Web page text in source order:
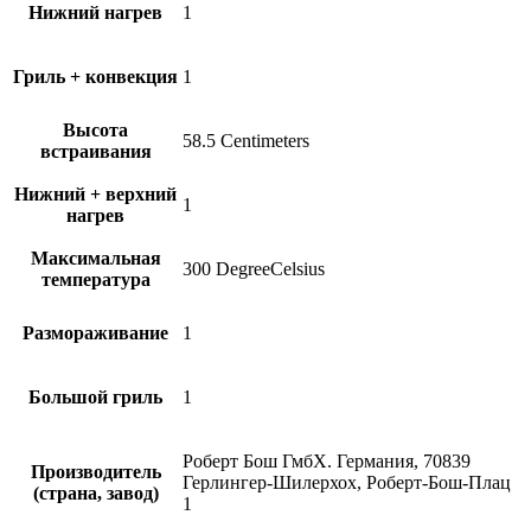
Нижний нагрев 1
Гриль + конвекция 1
Высота
встраивания
58.5 Centimeters
Нижний + верхний
нагрев
1
Максимальная
температура
300 DegreeCelsius
Размораживание 1
Большой гриль 1
Производитель
(страна, завод)
Роберт Бош ГмбХ. Германия, 70839
Герлингер-Шилерхох, Роберт-Бош-Плац
1